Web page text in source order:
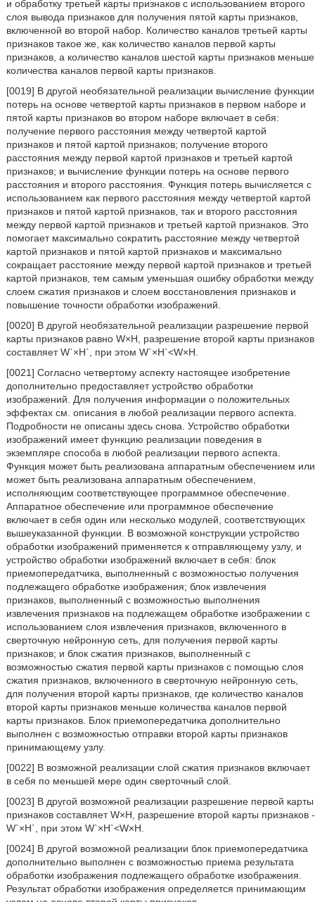
и обработку третьей карты признаков с использованием второго
слоя вывода признаков для получения пятой карты признаков,
включенной во второй набор. Количество каналов третьей карты
признаков такое же, как количество каналов первой карты
признаков, а количество каналов шестой карты признаков меньше
количества каналов первой карты признаков.
[0019] В другой необязательной реализации вычисление функции
потерь на основе четвертой карты признаков в первом наборе и
пятой карты признаков во втором наборе включает в себя:
получение первого расстояния между четвертой картой
признаков и пятой картой признаков; получение второго
расстояния между первой картой признаков и третьей картой
признаков; и вычисление функции потерь на основе первого
расстояния и второго расстояния. Функция потерь вычисляется с
использованием как первого расстояния между четвертой картой
признаков и пятой картой признаков, так и второго расстояния
между первой картой признаков и третьей картой признаков. Это
помогает максимально сократить расстояние между четвертой
картой признаков и пятой картой признаков и максимально
сокращает расстояние между первой картой признаков и третьей
картой признаков, тем самым уменьшая ошибку обработки между
слоем сжатия признаков и слоем восстановления признаков и
повышение точности обработки изображений.
[0020] В другой необязательной реализации разрешение первой
карты признаков равно W×H, разрешение второй карты признаков
составляет W`×H`, при этом W`×H`<W×H.
[0021] Согласно четвертому аспекту настоящее изобретение
дополнительно предоставляет устройство обработки
изображений. Для получения информации о положительных
эффектах см. описания в любой реализации первого аспекта.
Подробности не описаны здесь снова. Устройство обработки
изображений имеет функцию реализации поведения в
экземпляре способа в любой реализации первого аспекта.
Функция может быть реализована аппаратным обеспечением или
может быть реализована аппаратным обеспечением,
исполняющим соответствующее программное обеспечение.
Аппаратное обеспечение или программное обеспечение
включает в себя один или несколько модулей, соответствующих
вышеуказанной функции. В возможной конструкции устройство
обработки изображений применяется к отправляющему узлу, и
устройство обработки изображений включает в себя: блок
приемопередатчика, выполненный с возможностью получения
подлежащего обработке изображения; блок извлечения
признаков, выполненный с возможностью выполнения
извлечения признаков на подлежащем обработке изображении с
использованием слоя извлечения признаков, включенного в
сверточную нейронную сеть, для получения первой карты
признаков; и блок сжатия признаков, выполненный с
возможностью сжатия первой карты признаков с помощью слоя
сжатия признаков, включенного в сверточную нейронную сеть,
для получения второй карты признаков, где количество каналов
второй карты признаков меньше количества каналов первой
карты признаков. Блок приемопередатчика дополнительно
выполнен с возможностью отправки второй карты признаков
принимающему узлу.
[0022] В возможной реализации слой сжатия признаков включает
в себя по меньшей мере один сверточный слой.
[0023] В другой возможной реализации разрешение первой карты
признаков составляет W×H, разрешение второй карты признаков -
W`×H`, при этом W`×H`<W×H.
[0024] В другой возможной реализации блок приемопередатчика
дополнительно выполнен с возможностью приема результата
обработки изображения подлежащего обработке изображения.
Результат обработки изображения определяется принимающим